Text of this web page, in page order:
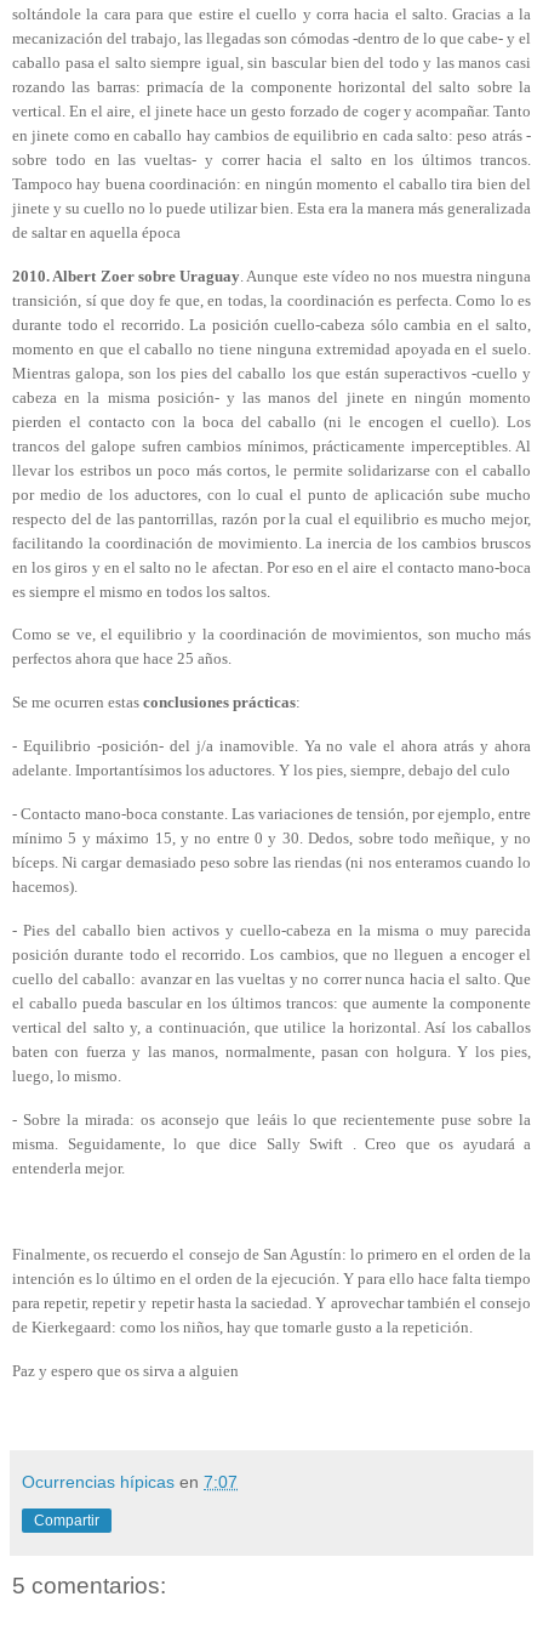
soltándole la cara para que estire el cuello y corra hacia el salto. Gracias a la
mecanización del trabajo, las llegadas son cómodas -dentro de lo que cabe- y el
caballo pasa el salto siempre igual, sin bascular bien del todo y las manos casi
rozando las barras: primacía de la componente horizontal del salto sobre la
vertical. En el aire, el jinete hace un gesto forzado de coger y acompañar. Tanto
en jinete como en caballo hay cambios de equilibrio en cada salto: peso atrás -
sobre todo en las vueltas- y correr hacia el salto en los últimos trancos.
Tampoco hay buena coordinación: en ningún momento el caballo tira bien del
jinete y su cuello no lo puede utilizar bien. Esta era la manera más generalizada
de saltar en aquella época
2010. Albert Zoer sobre Uraguay . Aunque este vídeo no nos muestra ninguna
transición, sí que doy fe que, en todas, la coordinación es perfecta. Como lo es
durante todo el recorrido. La posición cuello-cabeza sólo cambia en el salto,
momento en que el caballo no tiene ninguna extremidad apoyada en el suelo.
Mientras galopa, son los pies del caballo los que están superactivos -cuello y
cabeza en la misma posición- y las manos del jinete en ningún momento
pierden el contacto con la boca del caballo (ni le encogen el cuello). Los
trancos del galope sufren cambios mínimos, prácticamente imperceptibles. Al
llevar los estribos un poco más cortos, le permite solidarizarse con el caballo
por medio de los aductores, con lo cual el punto de aplicación sube mucho
respecto del de las pantorrillas, razón por la cual el equilibrio es mucho mejor,
facilitando la coordinación de movimiento. La inercia de los cambios bruscos
en los giros y en el salto no le afectan. Por eso en el aire el contacto mano-boca
es siempre el mismo en todos los saltos.
Como se ve, el equilibrio y la coordinación de movimientos, son mucho más
perfectos ahora que hace 25 años.
Se me ocurren estas conclusiones prácticas:
- Equilibrio -posición- del j/a inamovible. Ya no vale el ahora atrás y ahora
adelante. Importantísimos los aductores. Y los pies, siempre, debajo del culo
- Contacto mano-boca constante. Las variaciones de tensión, por ejemplo, entre
mínimo 5 y máximo 15, y no entre 0 y 30. Dedos, sobre todo meñique, y no
bíceps. Ni cargar demasiado peso sobre las riendas (ni nos enteramos cuando lo
hacemos).
- Pies del caballo bien activos y cuello-cabeza en la misma o muy parecida
posición durante todo el recorrido. Los cambios, que no lleguen a encoger el
cuello del caballo: avanzar en las vueltas y no correr nunca hacia el salto. Que
el caballo pueda bascular en los últimos trancos: que aumente la componente
vertical del salto y, a continuación, que utilice la horizontal. Así los caballos
baten con fuerza y las manos, normalmente, pasan con holgura. Y los pies,
luego, lo mismo.
- Sobre la mirada: os aconsejo que leáis lo que recientemente puse sobre la
misma. Seguidamente, lo que dice Sally Swift . Creo que os ayudará a
entenderla mejor.
Finalmente, os recuerdo el consejo de San Agustín: lo primero en el orden de la
intención es lo último en el orden de la ejecución. Y para ello hace falta tiempo
para repetir, repetir y repetir hasta la saciedad. Y aprovechar también el consejo
de Kierkegaard: como los niños, hay que tomarle gusto a la repetición.
Paz y espero que os sirva a alguien
Ocurrencias hípicas en 7:07
Compartir
5 comentarios: